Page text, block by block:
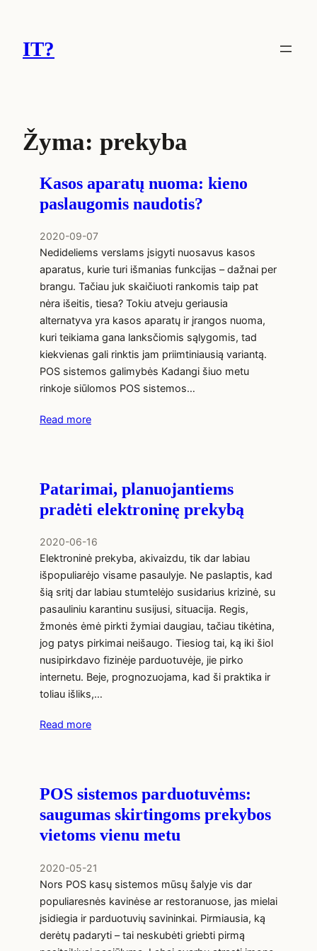
turinioIT?
Žyma: prekyba
Kasos aparatų nuoma: kieno
paslaugomis naudotis?
2020-09-07
Nedideliems verslams įsigyti nuosavus kasos
aparatus, kurie turi išmanias funkcijas – dažnai per
brangu. Tačiau juk skaičiuoti rankomis taip pat
nėra išeitis, tiesa? Tokiu atveju geriausia
alternatyva yra kasos aparatų ir įrangos nuoma,
kuri teikiama gana lanksčiomis sąlygomis, tad
kiekvienas gali rinktis jam priimtiniausią variantą.
POS sistemos galimybės Kadangi šiuo metu
rinkoje siūlomos POS sistemos…
Read more
Patarimai, planuojantiems
pradėti elektroninę prekybą
2020-06-16
Elektroninė prekyba, akivaizdu, tik dar labiau
išpopuliarėjo visame pasaulyje. Ne paslaptis, kad
šią sritį dar labiau stumtelėjo susidarius krizinė, su
pasauliniu karantinu susijusi, situacija. Regis,
žmonės ėmė pirkti žymiai daugiau, tačiau tikėtina,
jog patys pirkimai neišaugo. Tiesiog tai, ką iki šiol
nusipirkdavo fizinėje parduotuvėje, jie pirko
internetu. Beje, prognozuojama, kad ši praktika ir
toliau išliks,…
Read more
POS sistemos parduotuvėms:
saugumas skirtingoms prekybos
vietoms vienu metu
2020-05-21
Nors POS kasų sistemos mūsų šalyje vis dar
populiaresnės kavinėse ar restoranuose, jas mielai
įsidiegia ir parduotuvių savininkai. Pirmiausia, ką
derėtų padaryti – tai neskubėti griebti pirmą